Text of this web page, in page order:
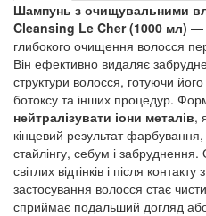
Шампунь з очищувальними
Cleansing Le Cher (1000 мл) —
глибокого очищення волосся
Він ефективно видаляє
структури волосся, готуючи
ботоксу та інших процедур.
нейтралізувати іони металів,
кінцевий результат
стайлінгу, себум і
світлих відтінків і після
застосування волосся стає
сприймає подальший догляд